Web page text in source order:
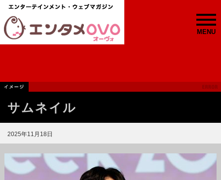
MENU
サムネイル
2025年11月18日